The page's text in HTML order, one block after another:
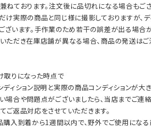
ております。注文後に品切れになる場合もご
実際の商品と同じ様に撮影しておりますが、
います。手作業のため若干の誤差が出る場合が
ただき在庫店舗が異なる場合、商品の発送はご
取りになった時点で
ィション説明と実際の商品コンディションが大
場合や問題点がございましたら、当店までご連絡
ご返品対応をさせていただきます。
購入到着から1週間以内で、野外でご使用にな